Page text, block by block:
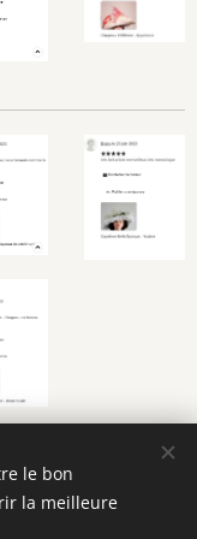
le bon
la meilleure